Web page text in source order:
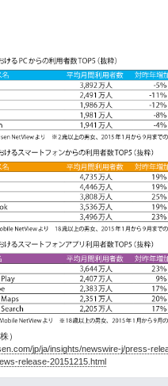
）
jp/ja/insights/newswire-j/press-
release-20151215.html